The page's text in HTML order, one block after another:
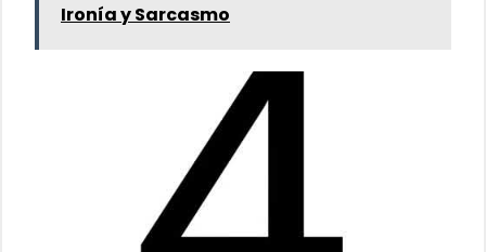
Ironía y Sarcasmo